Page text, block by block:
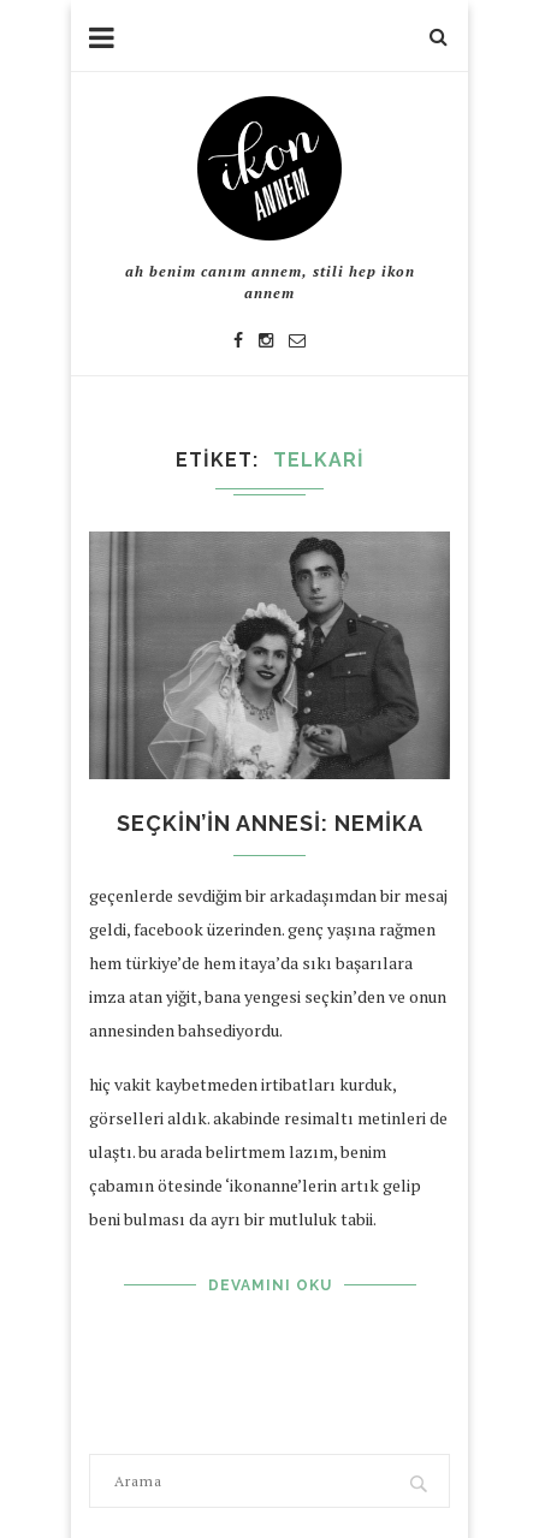
ah benim canım annem, stili hep ikon
annem
ETIKET TELKARI
SEÇKIN’IN ANNESI: NEMIKA
geçenlerde sevdiğim bir arkadaşımdan bir mesaj
geldi, facebook üzerinden. genç yaşına rağmen
hem türkiye’de hem itaya’da sıkı başarılara
imza atan yiğit, bana yengesi seçkin’den ve onun
annesinden bahsediyordu.
hiç vakit kaybetmeden irtibatları kurduk,
görselleri aldık. akabinde resimaltı metinleri de
ulaştı. bu arada belirtmem lazım, benim
çabamın ötesinde ‘ikonanne’lerin artık gelip
beni bulması da ayrı bir mutluluk tabii.
DEVAMINI OKU